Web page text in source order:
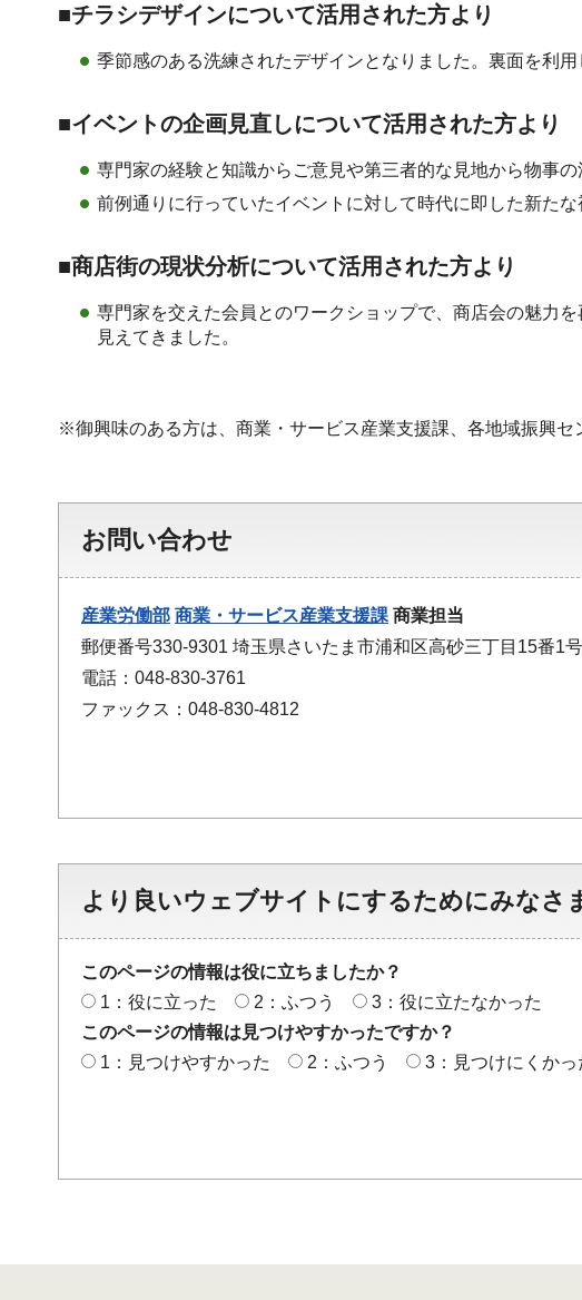
■チラシデザインについて活用された方より
季節感のある洗練されたデザインとなりました。裏面を利
■イベントの企画見直しについて活用された方より
専門家の経験と知識からご意見や第三者的な見地から物事
前例通りに行っていたイベントに対して時代に即した新た
■商店街の現状分析について活用された方より
専門家を交えた会員とのワークショップで、商店会の魅力
見えてきました。
※御興味のある方は、商業・サービス産業支援課、各地域振興
お問い合わせ
産業労働部 商業・サービス産業支援課 商業担当
郵便番号330-9301 埼玉県さいたま市浦和区高砂三丁目15番1
電話：048-830-3761
ファックス：048-830-4812
より良いウェブサイトにするためにみなさ
このページの情報は役に立ちましたか？
1：役に立った
2：ふつう
3：役に立たなかった
このページの情報は見つけやすかったですか？
1：見つけやすかった
2：ふつう 3：見つけにくかっ